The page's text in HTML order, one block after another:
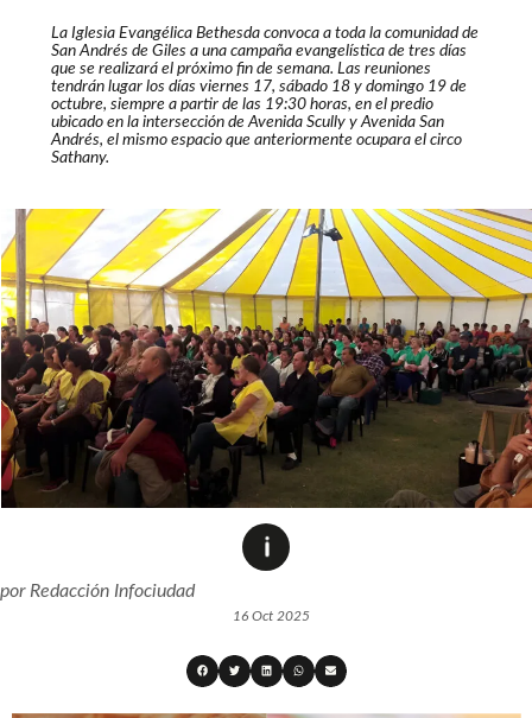
La Iglesia Evangélica Bethesda convoca a toda la comunidad de
San Andrés de Giles a una campaña evangelística de tres días
que se realizará el próximo fin de semana. Las reuniones
tendrán lugar los días viernes 17, sábado 18 y domingo 19 de
octubre, siempre a partir de las 19:30 horas, en el predio
ubicado en la intersección de Avenida Scully y Avenida San
Andrés, el mismo espacio que anteriormente ocupara el circo
Sathany.
porRedacción Infociudad
16 Oct 2025